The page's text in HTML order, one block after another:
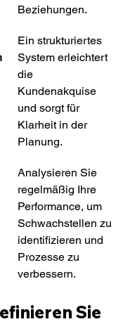
Beziehungen.
Ein strukturiertes
System erleichtert
die
Kundenakquise
und sorgt für
Klarheit in der
Planung.
Analysieren Sie
regelmäßig Ihre
Performance, um
Schwachstellen zu
identifizieren und
Prozesse zu
verbessern.
Sie